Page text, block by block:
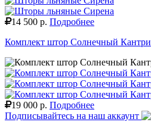
14 500 р. Подробнее
Комплект штор Солнечный Кантри
19 000 р. Подробнее
Подписывайтесь на наш аккаунт